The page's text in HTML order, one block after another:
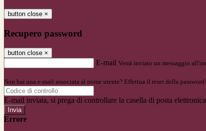
button close ×
Recupero password
button close ×
E-mail Verrà inviato un messaggio
Non hai una e-mail associata al nome utente? Effettua il reset della
E-mail inviata, si prega di controllare la casella di posta
Errore